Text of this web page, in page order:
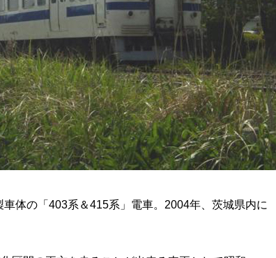
体の「403系＆415系」電車。2004年、茨城県内に